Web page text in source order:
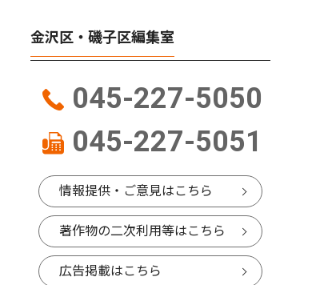
4
トップニュース 社会
金沢区・磯子区編集室
045-227-5050
045-227-5051
情報提供・ご意見はこちら
著作物の二次利用等はこちら
広告掲載はこちら